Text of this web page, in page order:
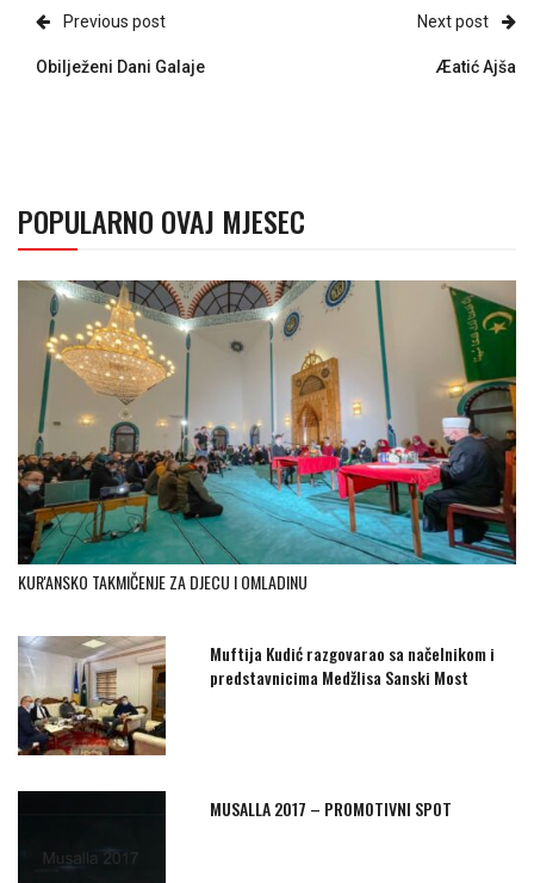
Previous post
Obilježeni Dani Galaje
Next post
Æatić Ajša
POPULARNO OVAJ MJESEC
KUR'ANSKO TAKMIČENJE ZA DJECU I OMLADINU
Muftija Kudić razgovarao sa načelnikom i
predstavnicima Medžlisa Sanski Most
MUSALLA 2017 – PROMOTIVNI SPOT